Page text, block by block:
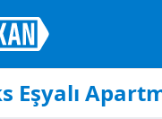
Eşyalı